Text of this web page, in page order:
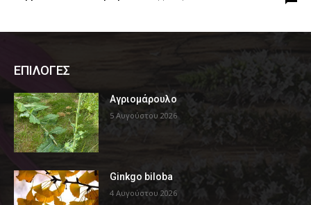
ΕΠΙΛΟΓΕΣ
Αγριομάρουλο
5 Αυγούστου 2026
Ginkgo biloba
4 Αυγούστου 2026